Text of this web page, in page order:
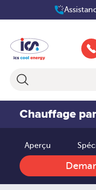
Chauffage
Aperçu